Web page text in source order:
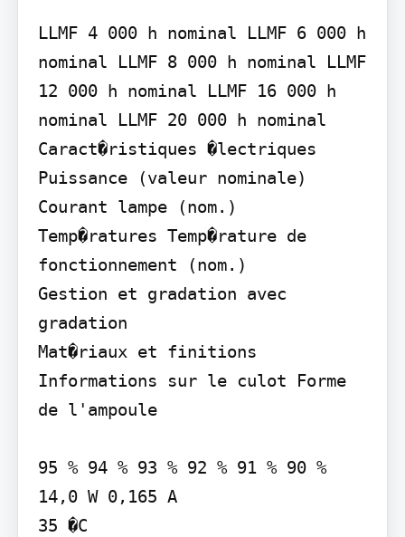
LLMF 4 000 h nominal LLMF 6 000 h
nominal LLMF 8 000 h nominal LLMF
12 000 h nominal LLMF 16 000 h
nominal LLMF 20 000 h nominal
Caract�ristiques �lectriques
Puissance (valeur nominale)
Courant lampe (nom.)
Temp�ratures Temp�rature de
fonctionnement (nom.)
Gestion et gradation avec
gradation
Mat�riaux et finitions
Informations sur le culot Forme
de l'ampoule
95 % 94 % 93 % 92 % 91 % 90 %
14,0 W 0,165 A
35 �C